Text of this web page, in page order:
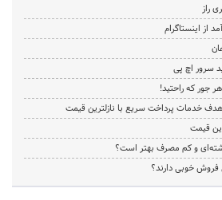
راز
از اینستاگرام
جور که راحتید!
خدمات پرداخت سریع با نازلترین قیمت
قیمت
و کم مصرف بهتر است؟
خوبی دارند؟